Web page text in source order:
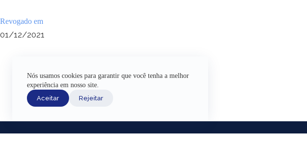
Nós usamos cookies para garantir que você tenha a melhor
experiência em nosso site.
Aceitar
Rejeitar
Revogado em
01/12/2021